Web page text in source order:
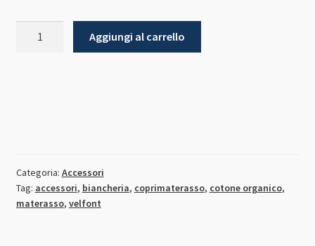
Aggiungi al carrello
Categoria: Accessori
Tag: accessori, biancheria, coprimaterasso, cotone organico,
materasso, velfont